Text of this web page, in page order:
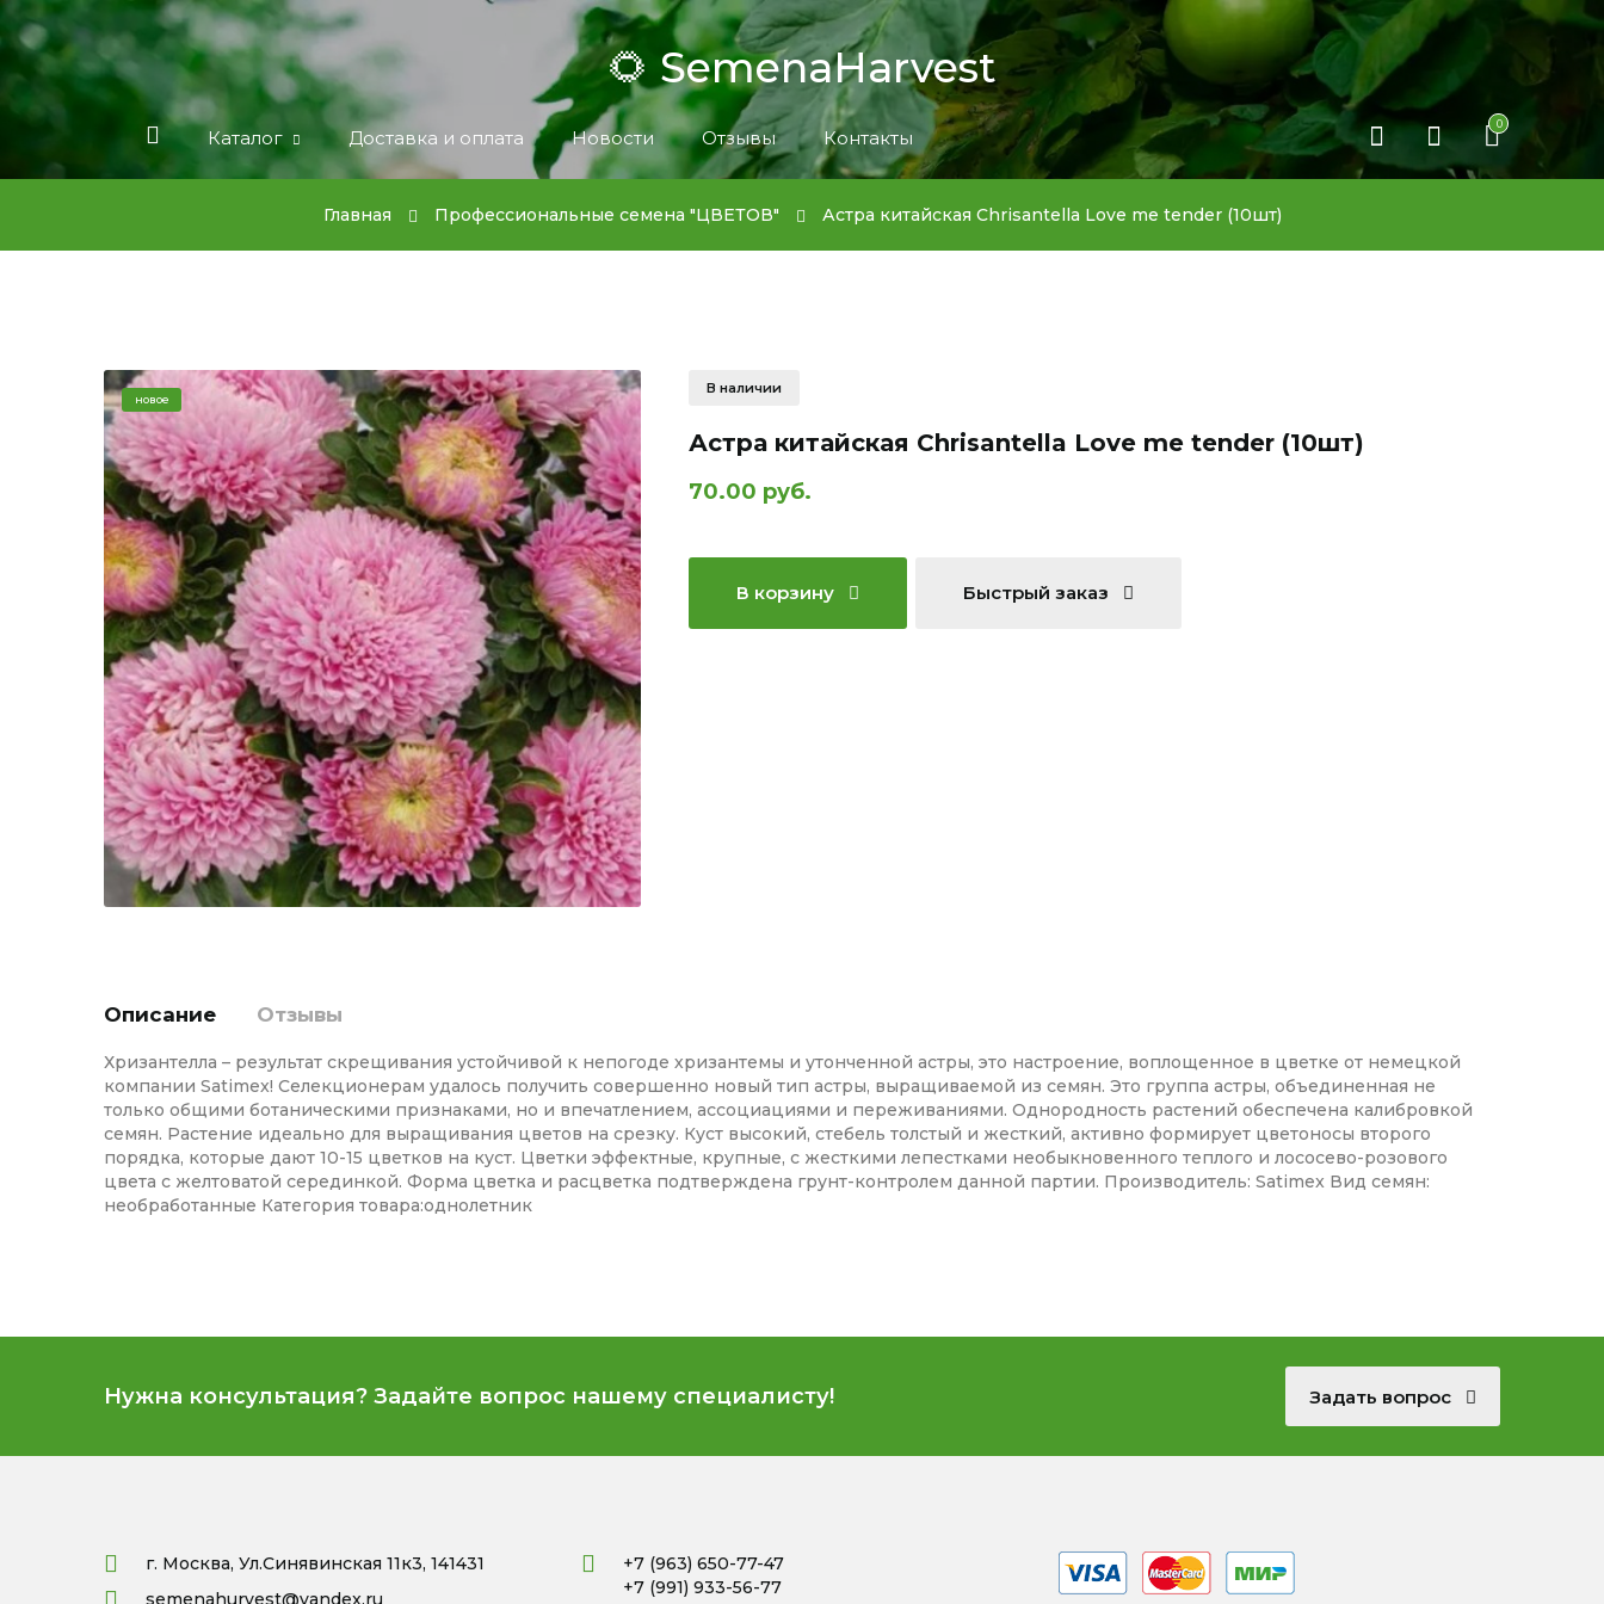
🌻 SemenaHarvest
Каталог Доставка и оплата Новости Отзывы Контакты
0
Главная Профессиональные семена "ЦВЕТОВ" Астра китайская Chrisantella Love me tender (10шт)
новое
В наличии
Астра китайская Chrisantella Love me tender (10шт)
70.00 руб.
В корзину Быстрый заказ
Описание Отзывы
Хризантелла – результат скрещивания устойчивой к непогоде хризантемы и утонченной астры, это настроение, воплощенное в цветке от немецкой
компании Satimex! Селекционерам удалось получить совершенно новый тип астры, выращиваемой из семян. Это группа астры, объединенная не
только общими ботаническими признаками, но и впечатлением, ассоциациями и переживаниями. Однородность растений обеспечена калибровкой
семян. Растение идеально для выращивания цветов на срезку. Куст высокий, стебель толстый и жесткий, активно формирует цветоносы второго
порядка, которые дают 10-15 цветков на куст. Цветки эффектные, крупные, с жесткими лепестками необыкновенного теплого и лососево-розового
цвета с желтоватой серединкой. Форма цветка и расцветка подтверждена грунт-контролем данной партии. Производитель: Satimex Вид семян:
необработанные Категория товара:однолетник
Нужна консультация? Задайте вопрос нашему специалисту! Задать вопрос
г. Москва, Ул.Синявинская 11к3, 141431
semenahurvest@yandex.ru
+7 (963) 650-77-47
+7 (991) 933-56-77